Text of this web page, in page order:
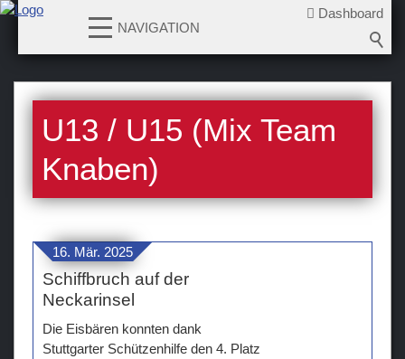
Dashboard
NAVIGATION
News
Teams
Verein
Sponsoren / Partner
Fanzone
U13 / U15 (Mix Team
Knaben)
16. Mär. 2025
Schiffbruch auf der
Neckarinsel
Die Eisbären konnten dank
Stuttgarter Schützenhilfe den 4. Platz